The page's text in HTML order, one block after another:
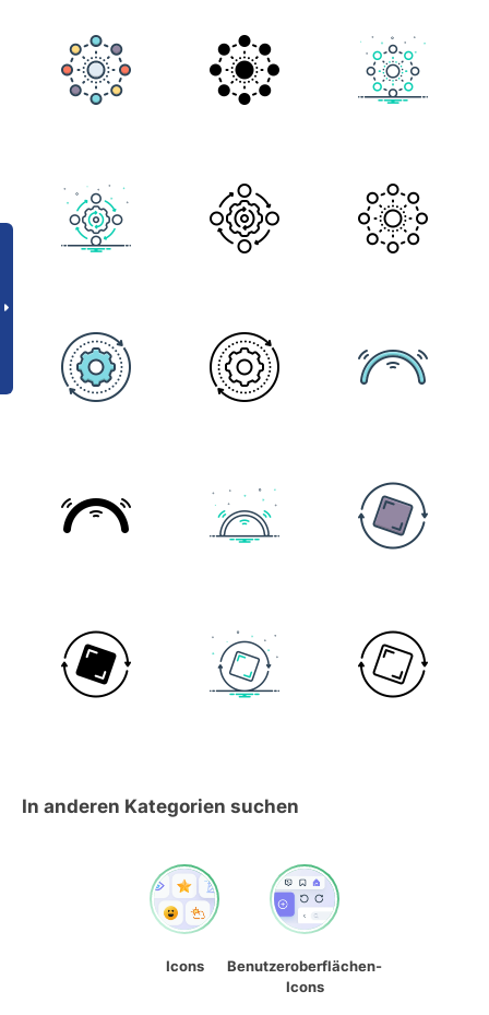
In anderen Kategorien suchen
Icons
Benutzeroberflächen-
Icons